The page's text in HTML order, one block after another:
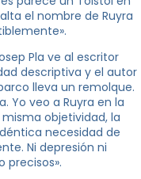
el nombre de Ruyra
Pla ve al escritor
descriptiva y el autor
lleva un remolque.
Yo veo a Ruyra en la
objetividad, la
necesidad de
Ni depresión ni
precisos».